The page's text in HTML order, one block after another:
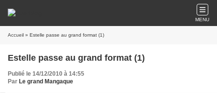
MENU
Accueil » Estelle passe au grand format (1)
Estelle passe au grand format (1)
Publié le 14/12/2010 à 14:55
Par Le grand Mangaque